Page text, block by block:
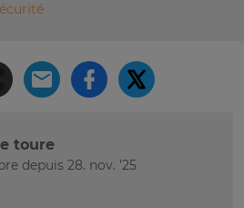
toure
depuis 28. nov. '25